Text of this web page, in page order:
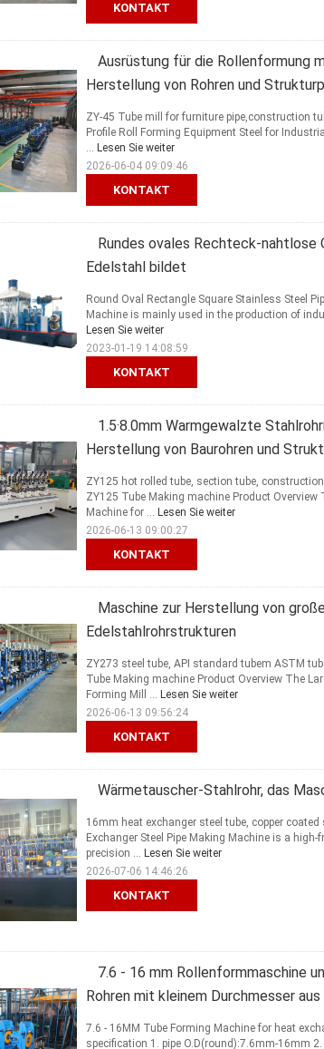
KONTAKT
Ausrüstung für die Rollenformung
Herstellung von Rohren und
KONTAKT
ZY-45 Tube mill for furniture pipe,construction
Profile Roll Forming Equipment Steel for
... Lesen Sie weiter
2026-06-04 09:09:46
Rundes ovales Rechteck-nahtlose
Edelstahl bildet
KONTAKT
Round Oval Rectangle Square Stainless Steel
Machine is mainly used in the production of
Lesen Sie weiter
2023-01-19 14:08:59
1.5·8.0mm Warmgewalzte
Herstellung von Baurohren und
KONTAKT
ZY125 hot rolled tube, section tube,
ZY125 Tube Making machine Product
Machine for ... Lesen Sie weiter
2026-06-13 09:00:27
Maschine zur Herstellung von
Edelstahlrohrstrukturen
KONTAKT
ZY273 steel tube, API standard tubem ASTM
Tube Making machine Product Overview The
Forming Mill ... Lesen Sie weiter
2026-06-13 09:56:24
Wärmetauscher-Stahlrohr, das
KONTAKT
16mm heat exchanger steel tube, copper
Exchanger Steel Pipe Making Machine is a
precision ... Lesen Sie weiter
2026-07-06 14:46:26
7.6 - 16 mm Rollenformmaschine
Rohren mit kleinem Durchmesser
7.6 - 16MM Tube Forming Machine for heat
specification 1. pipe O.D(round):7.6mm-16mm